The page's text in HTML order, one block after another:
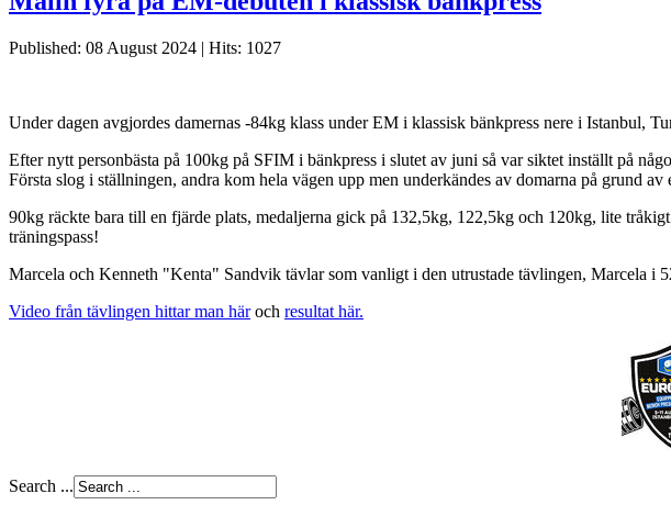
Published: 08 August 2024 | Hits: 1027
Under dagen avgjordes damernas -84kg klass under EM i klassisk bänkpress nere i Istanbul,
Efter nytt personbästa på 100kg på SFIM i bänkpress i slutet av juni så var siktet inställt på
Första slog i ställningen, andra kom hela vägen upp men underkändes av domarna på grund av
90kg räckte bara till en fjärde plats, medaljerna gick på 132,5kg, 122,5kg och 120kg, lite
träningspass!
Marcela och Kenneth "Kenta" Sandvik tävlar som vanligt i den utrustade tävlingen, Marcela i
Video från tävlingen hittar man häroch resultat här.
Search ...